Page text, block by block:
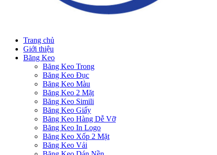
Trang chủ
Giới thiệu
Băng Keo
Băng Keo Trong
Băng Keo Đục
Băng Keo Màu
Băng Keo 2 Mặt
Băng Keo Simili
Băng Keo Giấy
Băng Keo Hàng Dễ Vỡ
Băng Keo In Logo
Băng Keo Xốp 2 Mặt
Băng Keo Vải